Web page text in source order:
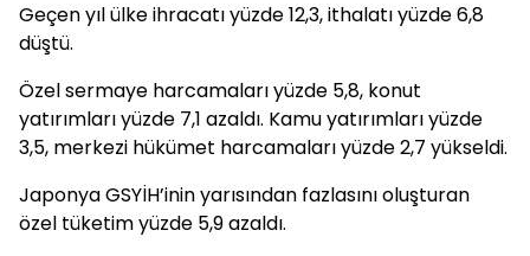
Geçen yıl ülke ihracatı yüzde 12,3, ithalatı yüzde 6,8
düştü.
Özel sermaye harcamaları yüzde 5,8, konut
yatırımları yüzde 7,1 azaldı. Kamu yatırımları yüzde
3,5, merkezi hükümet harcamaları yüzde 2,7 yükseldi.
Japonya GSYİH’inin yarısından fazlasını oluşturan
özel tüketim yüzde 5,9 azaldı.